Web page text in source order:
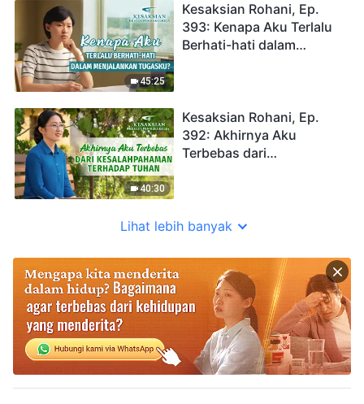
45:25
Kesaksian Rohani, Ep.
393: Kenapa Aku Terlalu
Berhati-hati dalam
40:30
Kesaksian Rohani, Ep.
392: Akhirnya Aku
Terbebas dari
Lihat lebih banyak